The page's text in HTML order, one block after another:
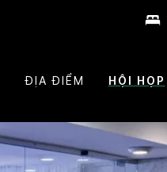
ĐỊA ĐIỂM HỘI HỌP